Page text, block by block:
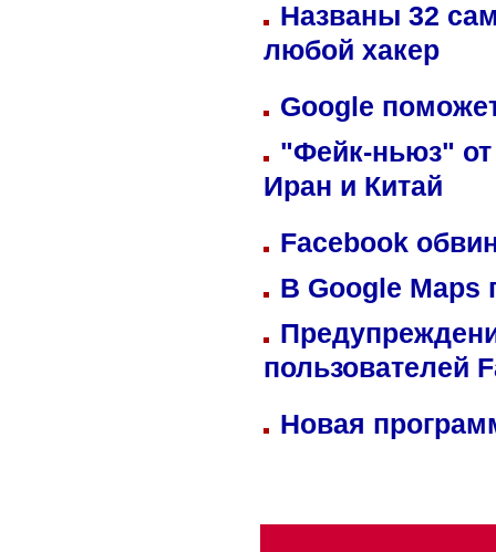
Названы 32
любой хакер
Google
"Фейк-ньюз" от
Иран и Китай
Facebook
В Google Maps
пользователей
Новая